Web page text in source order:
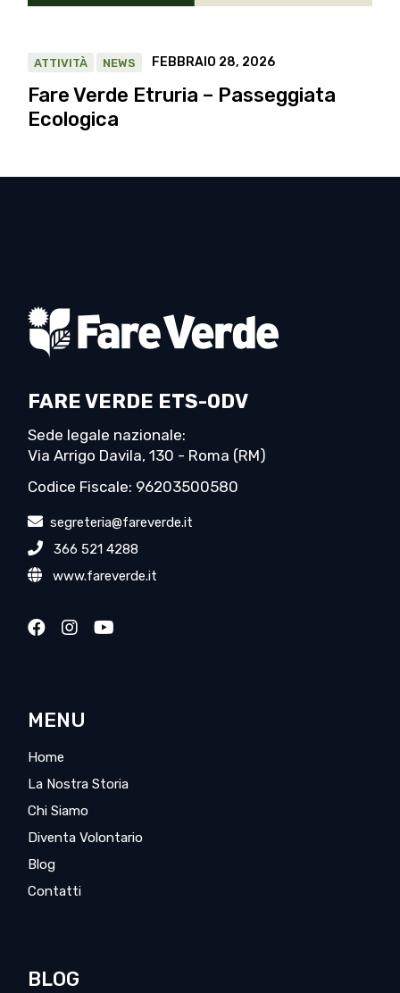
ATTIVITÀ NEWS FEBBRAIO 28, 2026
Fare Verde Etruria – Passeggiata
Ecologica
FARE VERDE ETS-ODV
Sede legale nazionale:
Via Arrigo Davila, 130 - Roma (RM)
Codice Fiscale: 96203500580
segreteria@fareverde.it
366 521 4288
www.fareverde.it
MENU
Home
La Nostra Storia
Chi Siamo
Diventa Volontario
Blog
Contatti
BLOG